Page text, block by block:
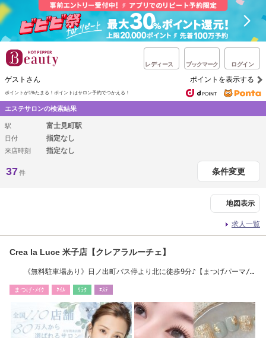
レディース ブックマーク ログイン
ゲストさん ポイントを表示する
ポイントが1%たまる！ ポイントはサロン予約でつかえる！
エステサロンの検索結果
駅 富士見町駅
日付 指定なし
来店時刻 指定なし
37件 条件変更
地図表示
求人一覧
Crea la Luce 米子店【クレアラルーチェ】
《無料駐車場あり》日ノ出町バス停より北に徒歩9分♪【まつげパーマ/
まつげ･ﾒｲｸ ﾈｲﾙ ﾘﾗｸ ｴｽﾃ